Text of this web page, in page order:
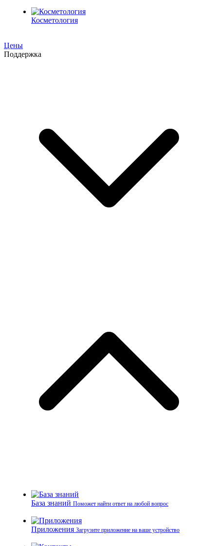
Косметология
Цены
Поддержка
База знаний Поможет найти ответ на любой вопрос
Приложения Загрузите приложение на ваше устройство